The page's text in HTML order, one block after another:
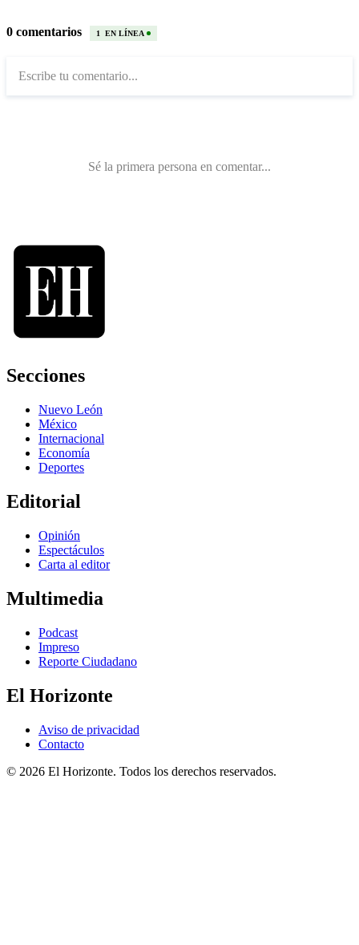
Secciones
Nuevo León
México
Internacional
Economía
Deportes
Editorial
Opinión
Espectáculos
Carta al editor
Multimedia
Podcast
Impreso
Reporte Ciudadano
El Horizonte
Aviso de privacidad
Contacto
© 2026 El Horizonte. Todos los derechos reservados.